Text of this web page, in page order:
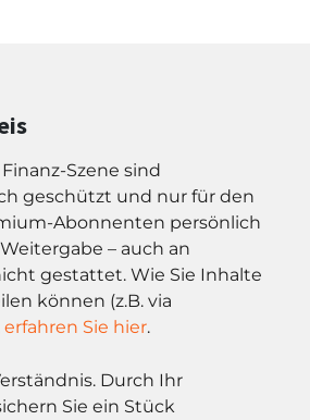
Szene sind
geschützt und nur für den
Abonnenten persönlich
– auch an
gestattet. Wie Sie Inhalte
können (z.B. via
erfahren Sie hier.
Durch Ihr
Sie ein Stück